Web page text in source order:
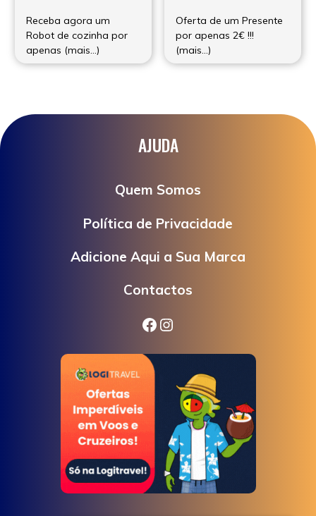
Receba agora um
Robot de cozinha por
apenas (mais…)
Oferta de um Presente
por apenas 2€ !!!
(mais…)
AJUDA
Quem Somos
Política de Privacidade
Adicione Aqui a Sua Marca
Contactos
Facebook
Instagram